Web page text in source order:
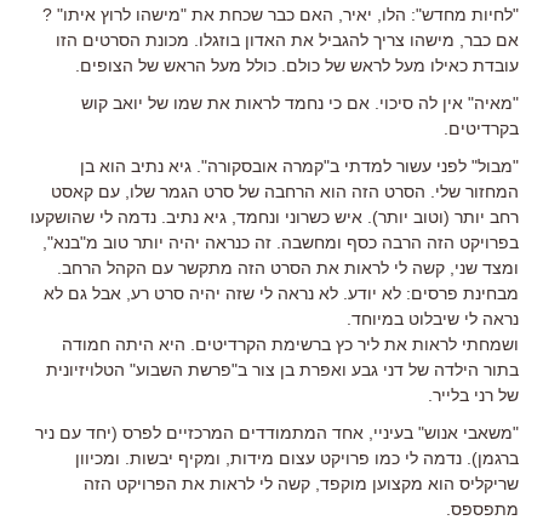
"לחיות מחדש": הלו, יאיר, האם כבר שכחת את "מישהו לרוץ איתו" ?
אם כבר, מישהו צריך להגביל את האדון בוזגלו. מכונת הסרטים הזו
עובדת כאילו מעל לראש של כולם. כולל מעל הראש של הצופים.
"מאיה" אין לה סיכוי. אם כי נחמד לראות את שמו של יואב קוש
בקרדיטים.
"מבול" לפני עשור למדתי ב"קמרה אובסקורה". גיא נתיב הוא בן
המחזור שלי. הסרט הזה הוא הרחבה של סרט הגמר שלו, עם קאסט
רחב יותר (וטוב יותר). איש כשרוני ונחמד, גיא נתיב. נדמה לי שהושקעו
בפרויקט הזה הרבה כסף ומחשבה. זה כנראה יהיה יותר טוב מ"בנא",
ומצד שני, קשה לי לראות את הסרט הזה מתקשר עם הקהל הרחב.
מבחינת פרסים: לא יודע. לא נראה לי שזה יהיה סרט רע, אבל גם לא
נראה לי שיבלוט במיוחד.
ושמחתי לראות את ליר כץ ברשימת הקרדיטים. היא היתה חמודה
בתור הילדה של דני גבע ואפרת בן צור ב"פרשת השבוע" הטלויזיונית
של רני בלייר.
"משאבי אנוש" בעיניי, אחד המתמודדים המרכזיים לפרס (יחד עם ניר
ברגמן). נדמה לי כמו פרויקט עצום מידות, ומקיף יבשות. ומכיוון
שריקליס הוא מקצוען מוקפד, קשה לי לראות את הפרויקט הזה
מתפספס.